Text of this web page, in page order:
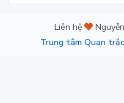
Liên hệ
Trung tâm Quan